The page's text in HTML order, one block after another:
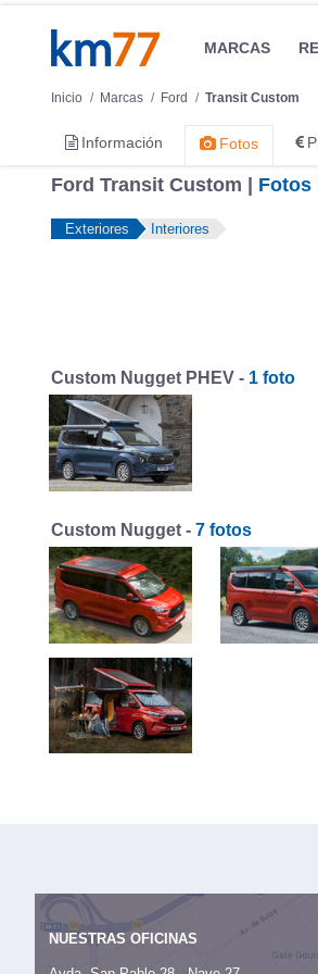
MARCAS
Inicio Marcas Ford Transit Custom
Información Fotos
Ford Transit Custom | Fotos
Exteriores Interiores
Custom Nugget PHEV - 1 foto
Custom Nugget - 7 fotos
NUESTRAS OFICINAS